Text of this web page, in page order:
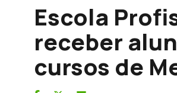
Escola
receber
cursos de